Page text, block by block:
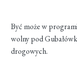
Być może w
wolny pod
drogowych.